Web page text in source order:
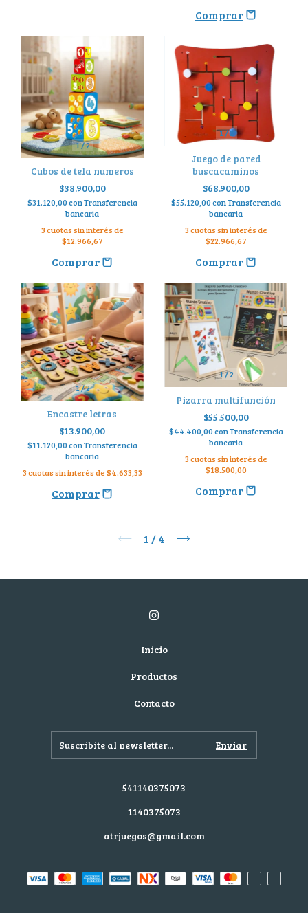
1/2
Cubos de tela numeros
$38.900,00
$31.120,00conTransferencia
bancaria
3cuotas sin interés de
$12.966,67
1/2
Juego de pared
buscacaminos
$68.900,00
$55.120,00conTransferencia
bancaria
3cuotas sin interés de
$22.966,67
1/2
Encastre letras
$13.900,00
$11.120,00conTransferencia
bancaria
3cuotas sin interés de$4.633,33
1/2
Pizarra multifunción
$55.500,00
$44.400,00conTransferencia
bancaria
3cuotas sin interés de
$18.500,00
1 / 4
Inicio
Productos
Contacto
541140375073
1140375073
atrjuegos@gmail.com